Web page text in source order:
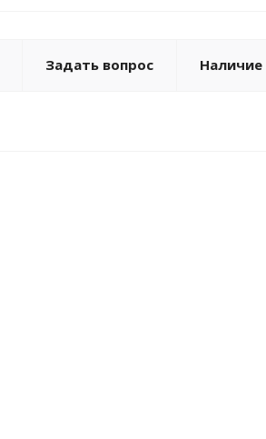
Задать вопрос Наличие